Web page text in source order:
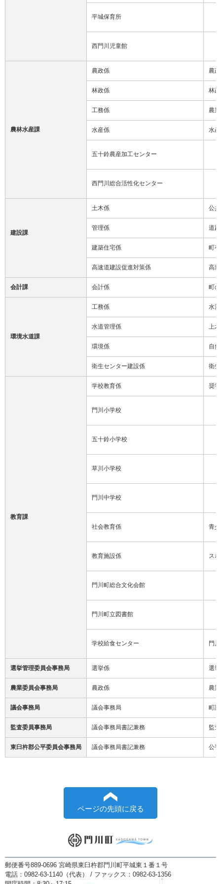
平城保育所
西門川児童館
農林水産課
農政係 農
林政係 林
工務係 農
水産係 水
五十鈴農産加工センター
西門川総合活性化センター
建設課
土木係 公
管理係 道
建築住宅係 町
高速道建設促進対策係 高
会計課 会計係 町
環境水道課
工務係 水
水道管理係 上
環境係 自
衛生センター建設係 衛
教育課
学校教育係 奨
門川小学校
五十鈴小学校
草川小学校
門川中学校
社会教育係 青
教育施設係 ス
門川町総合文化会館
門川町立図書館
学校給食センター 門
選挙管理委員会事務局 選挙係 選
農業委員会事務局 農政係 農
議会事務局 議会事務局 町
監査委員事務局 議会事務局書記兼務 監
東臼杵郡公平委員会事務局 議会事務局書記兼務 公
ページの先頭に戻る
郵便番号889-0696 宮崎県東臼杵郡門川町平城東１番１号
電話：0982-63-1140（代表） / ファックス：0982-63-1356